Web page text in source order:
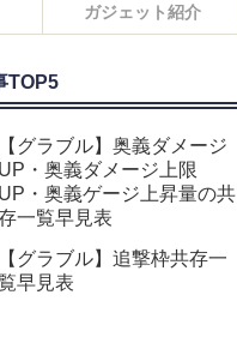
ガジェット紹介
TOP5
【グラブル】奥義ダメージ
UP・奥義ダメージ上限
UP・奥義ゲージ上昇量の共
一覧早見表
【グラブル】追撃枠共存一
覧早見表